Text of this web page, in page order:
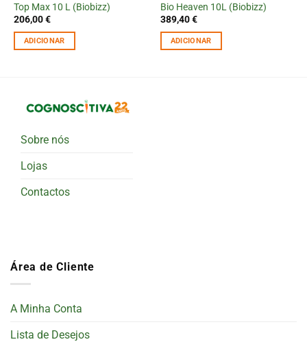
Top Max 10 L (Biobizz)
206,00€
ADICIONAR
Bio Heaven 10L (Biobizz)
389,40€
ADICIONAR
Sobre nós
Lojas
Contactos
Área de Cliente
A Minha Conta
Lista de Desejos